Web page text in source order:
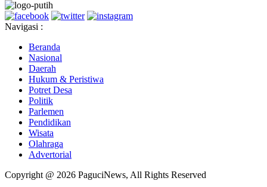
Navigasi :
Beranda
Nasional
Daerah
Hukum & Peristiwa
Potret Desa
Politik
Parlemen
Pendidikan
Wisata
Olahraga
Advertorial
Copyright @ 2026 PaguciNews, All Rights Reserved